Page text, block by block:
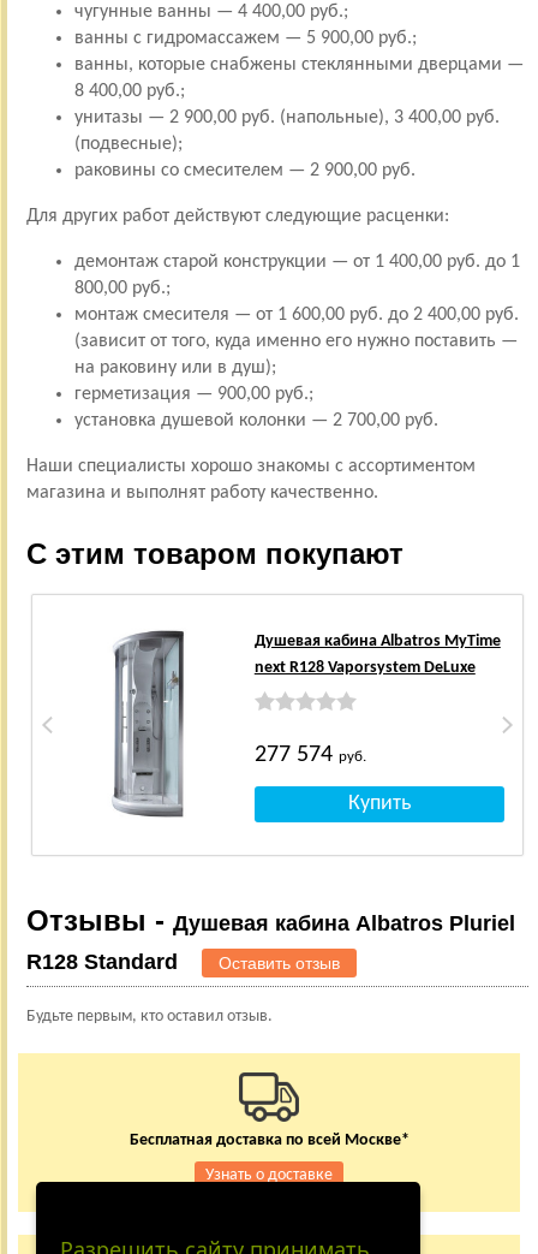
чугунные ванны — 4 400,00 руб.;
ванны с гидромассажем — 5 900,00 руб.;
ванны, которые снабжены стеклянными дверцами —
8 400,00 руб.;
унитазы — 2 900,00 руб. (напольные), 3 400,00 руб.
(подвесные);
раковины со смесителем — 2 900,00 руб.
Для других работ действуют следующие расценки:
демонтаж старой конструкции — от 1 400,00 руб. до 1
800,00 руб.;
монтаж смесителя — от 1 600,00 руб. до 2 400,00 руб.
(зависит от того, куда именно его нужно поставить —
на раковину или в душ);
герметизация — 900,00 руб.;
установка душевой колонки — 2 700,00 руб.
Наши специалисты хорошо знакомы с ассортиментом
магазина и выполнят работу качественно.
С этим товаром покупают
Душевая кабина Albatros MyTime
next R128 Vaporsystem DeLuxe
277 574 руб.
Отзывы - Душевая кабина Albatros Pluriel
R128 Standard
Оставить отзыв
Будьте первым, кто оставил отзыв.
Бесплатная доставка по всей Москве*
Узнать о доставке